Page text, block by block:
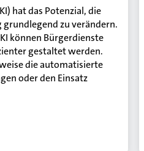
hat das Potenzial, die
zu verändern.
können Bürgerdienste
gestaltet werden.
die automatisierte
oder den Einsatz